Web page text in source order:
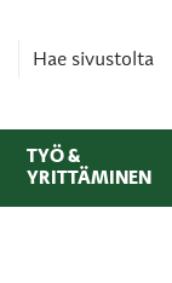
TYÖ &
YRITTÄMINEN